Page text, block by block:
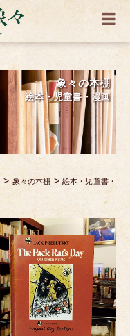
象々の本棚
絵本・児童書・漫画
> 象々の本棚 > 絵本・児童書・